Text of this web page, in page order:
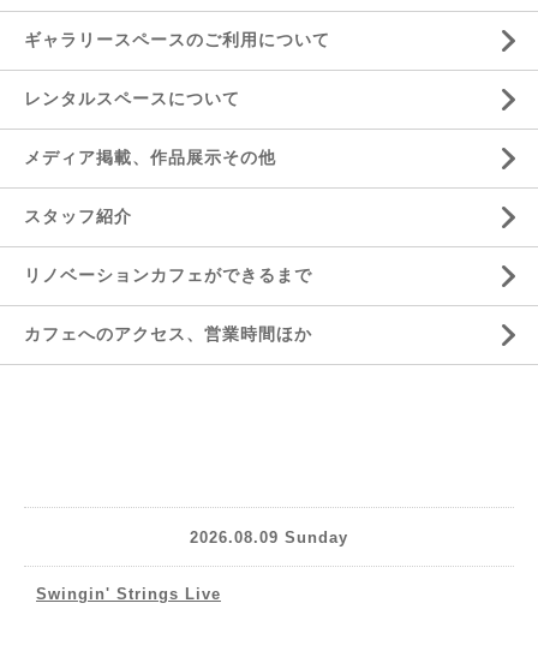
ギャラリースペースのご利用について
レンタルスペースについて
メディア掲載、作品展示その他
スタッフ紹介
リノベーションカフェができるまで
カフェへのアクセス、営業時間ほか
2026.08.09 Sunday
Swingin' Strings Live